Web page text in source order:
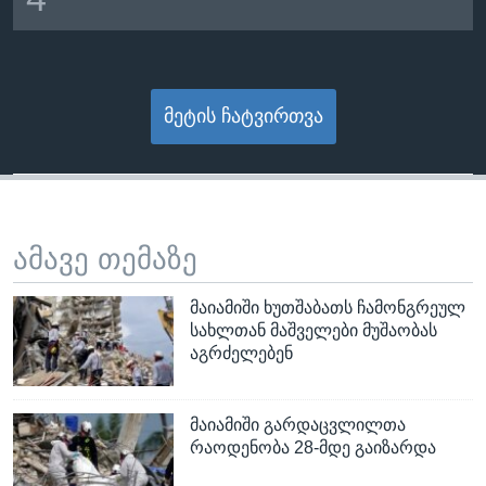
მეტის ჩატვირთვა
ამავე თემაზე
მაიამიში ხუთშაბათს ჩამონგრეულ
სახლთან მაშველები მუშაობას
აგრძელებენ
მაიამიში გარდაცვლილთა
რაოდენობა 28-მდე გაიზარდა